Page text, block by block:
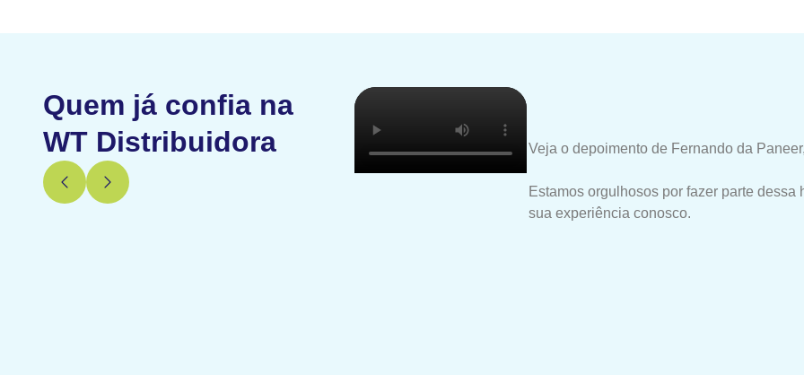
Quem já confia na
WT Distribuidora
Veja o depoimento de Fernando da
Estamos orgulhosos por fazer parte
sua experiência conosco.